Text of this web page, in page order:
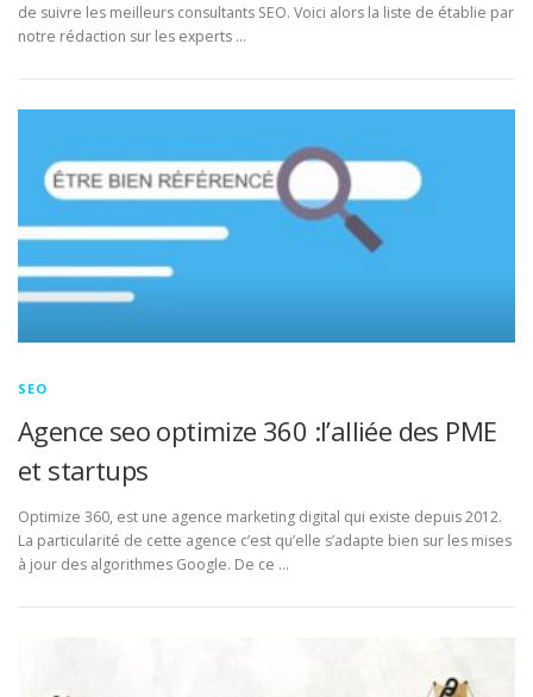
de suivre les meilleurs consultants SEO. Voici alors la liste de établie par
notre rédaction sur les experts …
SEO
Agence seo optimize 360 :l’alliée des PME
et startups
Optimize 360, est une agence marketing digital qui existe depuis 2012.
La particularité de cette agence c’est qu’elle s’adapte bien sur les mises
à jour des algorithmes Google. De ce …